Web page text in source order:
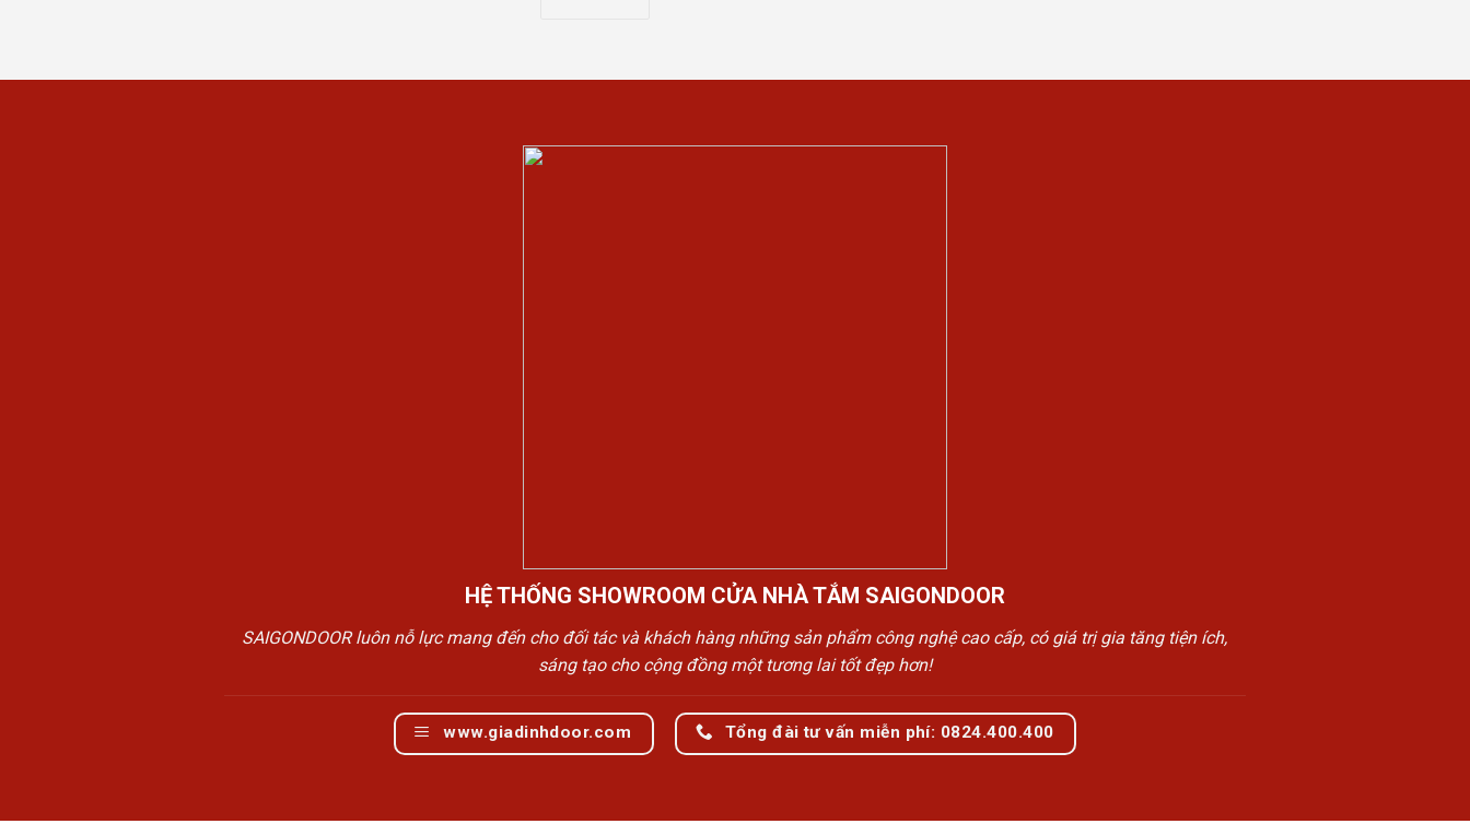
HỆ THỐNG SHOWROOM CỬA NHÀ TẮM SAIGONDOOR
SAIGONDOOR luôn nỗ lực mang đến cho đối tác và khách hàng những sản phẩm công nghệ cao cấp, có giá trị gia tăng tiện ích,
sáng tạo cho cộng đồng một tương lai tốt đẹp hơn!
www.giadinhdoor.com Tổng đài tư vấn miễn phí: 0824.400.400